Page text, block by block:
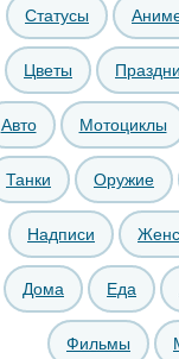
Статусы
Цветы
Авто Мотоциклы
Танки Оружие
Надписи
Дома Еда
Фильмы